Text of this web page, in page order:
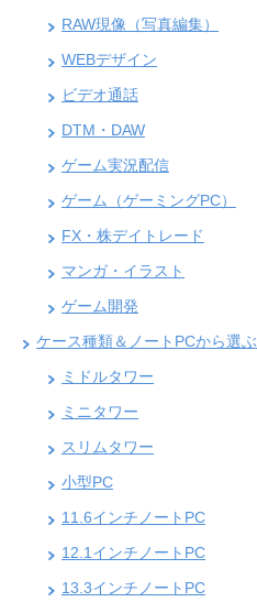
RAW現像（写真編集）
WEBデザイン
ビデオ通話
DTM・DAW
ゲーム実況配信
ゲーム（ゲーミングPC）
FX・株デイトレード
マンガ・イラスト
ゲーム開発
ケース種類＆ノートPCから選ぶ
ミドルタワー
ミニタワー
スリムタワー
小型PC
11.6インチノートPC
12.1インチノートPC
13.3インチノートPC